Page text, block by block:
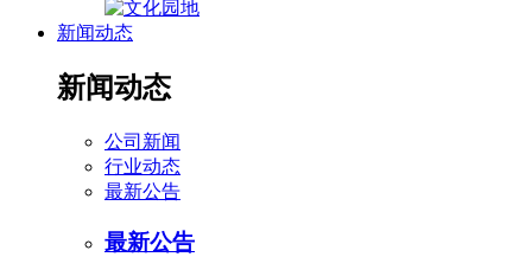
新闻动态
新闻动态
公司新闻
行业动态
最新公告
最新公告